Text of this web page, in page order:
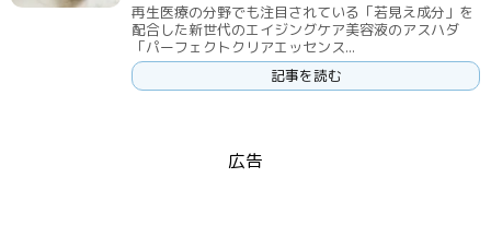
再生医療の分野でも注目されている「若見え成分」を
配合した新世代のエイジングケア美容液のアスハダ
「パーフェクトクリアエッセンス...
記事を読む
広告